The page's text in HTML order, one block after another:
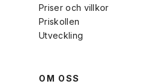
Priser och villkor
Priskollen
Utveckling
OM OSS